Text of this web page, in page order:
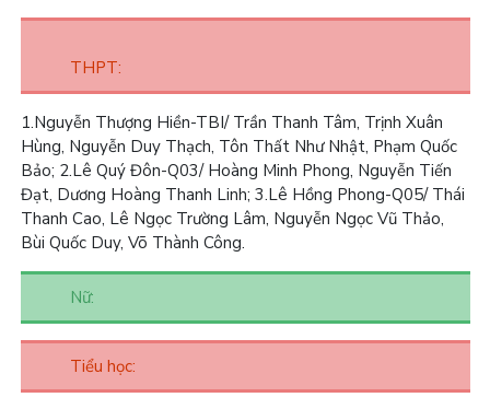
THPT:
1.Nguyễn Thượng Hiền-TBI/ Trần Thanh Tâm, Trịnh Xuân
Hùng, Nguyễn Duy Thạch, Tôn Thất Như Nhật, Phạm Quốc
Bảo; 2.Lê Quý Đôn-Q03/ Hoàng Minh Phong, Nguyễn Tiến
Đạt, Dương Hoàng Thanh Linh; 3.Lê Hồng Phong-Q05/ Thái
Thanh Cao, Lê Ngọc Trường Lâm, Nguyễn Ngọc Vũ Thảo,
Bùi Quốc Duy, Võ Thành Công.
Nữ:
Tiểu học: